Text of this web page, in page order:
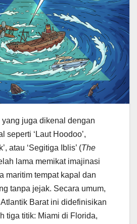
juga dikenal dengan
seperti ‘Laut Hoodoo’,
atau ‘Segitiga Iblis’ (The
lama memikat imajinasi
maritim tempat kapal dan
tanpa jejak. Secara umum,
Barat ini didefinisikan
tiga titik: Miami di Florida,